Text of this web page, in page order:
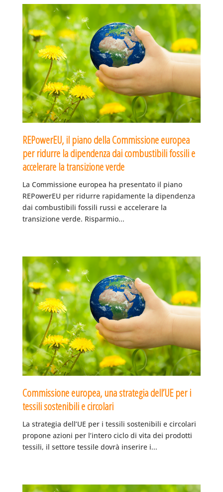
REPowerEU, il piano della Commissione europea
per ridurre la dipendenza dai combustibili fossili e
accelerare la transizione verde
La Commissione europea ha presentato il piano
REPowerEU per ridurre rapidamente la dipendenza
dai combustibili fossili russi e accelerare la
transizione verde. Risparmio...
Commissione europea, una strategia dell’UE per i
tessili sostenibili e circolari
La strategia dell’UE per i tessili sostenibili e circolari
propone azioni per l’intero ciclo di vita dei prodotti
tessili, il settore tessile dovrà inserire i...